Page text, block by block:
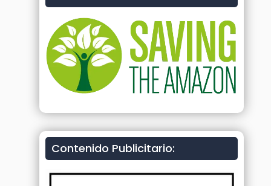
Contenido Publicitario: